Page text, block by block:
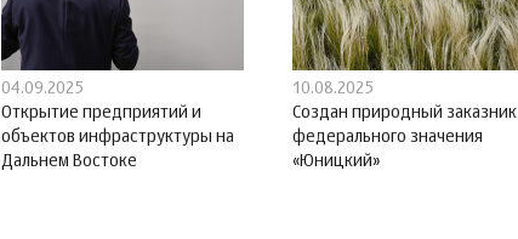
04.09.2025
Открытие предприятий и
объектов инфраструктуры на
Дальнем Востоке
10.08.2025
Создан природный заказник
федерального значения
«Юницкий»